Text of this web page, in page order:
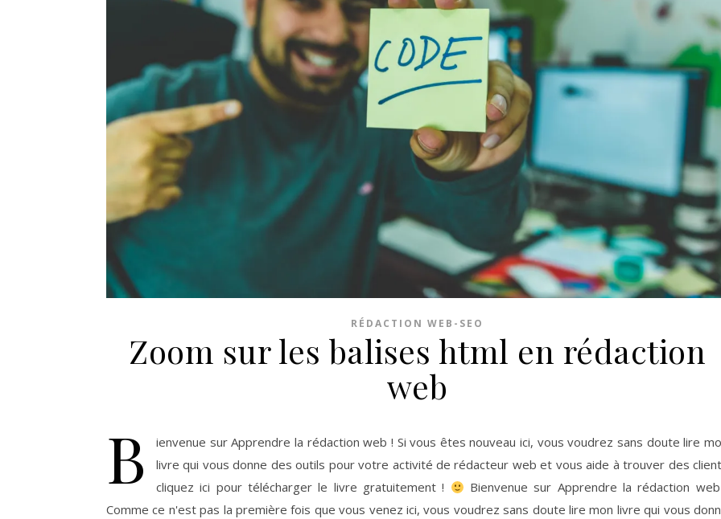
RÉDACTION WEB-SEO
Zoom sur les balises html en rédaction
web
B
ienvenue sur Apprendre la rédaction web ! Si vous êtes nouveau ici, vous voudrez sans doute lire
livre qui vous donne des outils pour votre activité de rédacteur web et vous aide à trouver des
cliquez ici pour télécharger le livre gratuitement !
Bienvenue sur Apprendre la rédaction
Comme ce n'est pas la première fois que vous venez ici, vous voudrez sans doute lire mon livre qui vous